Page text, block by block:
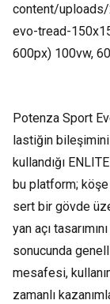
content/
evo-tread-
600px) 100vw,
Potenza Sport
lastiğin bileşimini
kullandığı
bu platform;
sert bir gövde
yan açı
sonucunda
mesafesi,
zamanlı